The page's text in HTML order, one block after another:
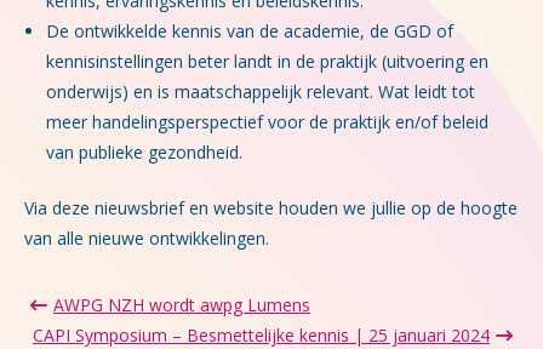
De ontwikkelde kennis van de academie, de GGD of
kennisinstellingen beter landt in de praktijk (uitvoering en
onderwijs) en is maatschappelijk relevant. Wat leidt tot
meer handelingsperspectief voor de praktijk en/of beleid
van publieke gezondheid.
Via deze nieuwsbrief en website houden we jullie op de hoogte
van alle nieuwe ontwikkelingen.
AWPG NZH wordt awpg Lumens
CAPI Symposium – Besmettelijke kennis | 25 januari 2024